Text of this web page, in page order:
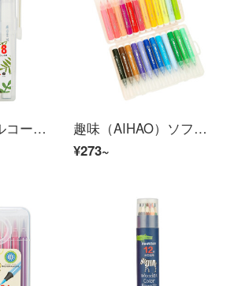
趣味(AIHAO)アルコール性インクツインヘッドマークの手描きデザインスーツ学生カラーペン18色セットのアニメ漫画学生の絵コンテpm 508
趣味（AIHAO）ソフトヘッド24色水彩ペンセット子供幼稚園の小学生用水洗い可能で柔らかいヘッドカラーの専門美術絵画ペンCP 605
¥273~